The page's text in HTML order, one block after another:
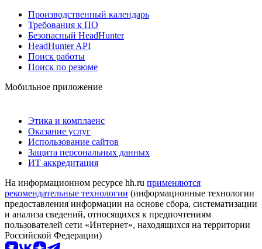
Производственный календарь
Требования к ПО
Безопасный HeadHunter
HeadHunter API
Поиск работы
Поиск по резюме
Мобильное приложение
Этика и комплаенс
Оказание услуг
Использование сайтов
Защита персональных данных
ИТ аккредитация
На информационном ресурсе hh.ru применяются
рекомендательные технологии (информационные технологии
предоставления информации на основе сбора, систематизации
и анализа сведений, относящихся к предпочтениям
пользователей сети «Интернет», находящихся на территории
Российской Федерации)